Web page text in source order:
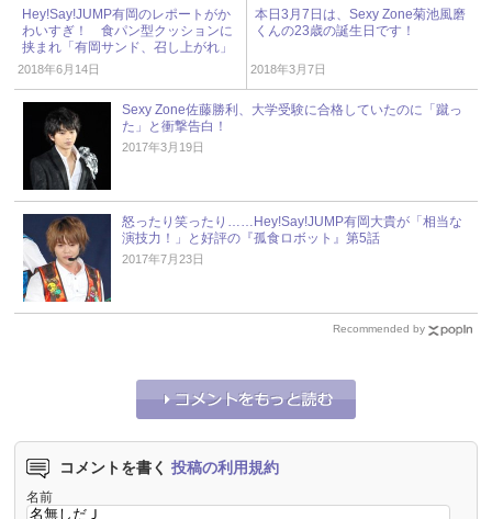
Hey!Say!JUMP有岡のレポートがか
わいすぎ！ 食パン型クッションに
挟まれ「有岡サンド、召し上がれ」
2018年6月14日
本日3月7日は、Sexy Zone菊池風磨
くんの23歳の誕生日です！
2018年3月7日
Sexy Zone佐藤勝利、大学受験に合格していたのに「蹴っ
た」と衝撃告白！
2017年3月19日
怒ったり笑ったり……Hey!Say!JUMP有岡大貴が「相当な
演技力！」と好評の『孤食ロボット』第5話
2017年7月23日
Recommended by
コメントを書く 投稿の利用規約
名前